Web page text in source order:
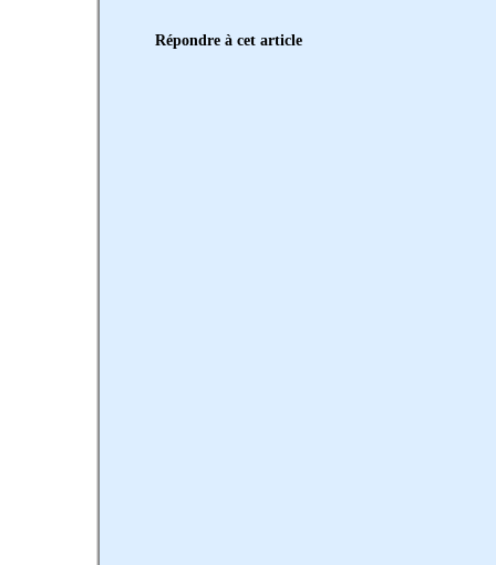
Répondre à cet article